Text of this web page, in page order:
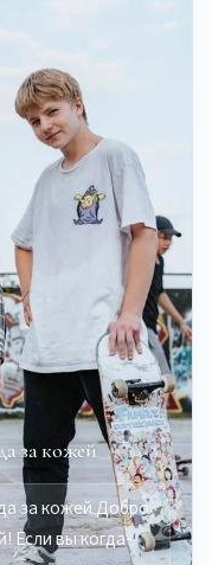
за кожей
за кожей Добро
Если вы когда-